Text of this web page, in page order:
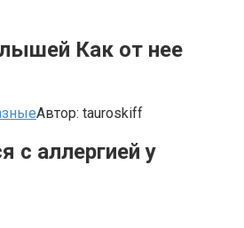
Как от нее
Автор: tauroskiff
с аллергией у